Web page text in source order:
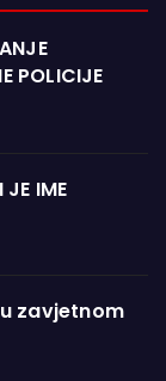
POLICIJE
JE IME
zavjetnom